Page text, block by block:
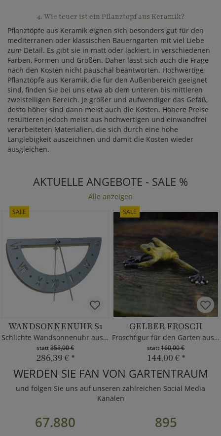
4. Wie teuer ist ein Pflanztopf aus Keramik?
Pflanztöpfe aus Keramik eignen sich besonders gut für den
mediterranen oder klassischen Bauerngarten mit viel Liebe
zum Detail. Es gibt sie in matt oder lackiert, in verschiedenen
Farben, Formen und Größen. Daher lässt sich auch die Frage
nach den Kosten nicht pauschal beantworten. Hochwertige
Pflanztöpfe aus Keramik, die für den Außenbereich geeignet
sind, finden Sie bei uns etwa ab dem unteren bis mittleren
zweistelligen Bereich. Je größer und aufwendiger das Gefäß,
desto höher sind dann meist auch die Kosten. Höhere Preise
resultieren jedoch meist aus hochwertigen und einwandfrei
verarbeiteten Materialien, die sich durch eine hohe
Langlebigkeit auszeichnen und damit die Kosten wieder
ausgleichen.
AKTUELLE ANGEBOTE - SALE %
Alle anzeigen
SALE
WANDSONNENUHR S1
Schlichte Wandsonnenuhr aus Edelstahl
statt355,00 €
286,39 € *
SALE
GELBER FROSCH
Froschfigur für den Garten aus Bronze
statt160,00 €
144,00 € *
WERDEN SIE FAN VON GARTENTRAUM
und folgen Sie uns auf unseren zahlreichen Social Media
Kanälen
67.880 895